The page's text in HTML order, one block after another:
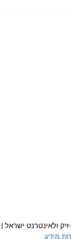
ולאינטרנט ישראל |
מידע